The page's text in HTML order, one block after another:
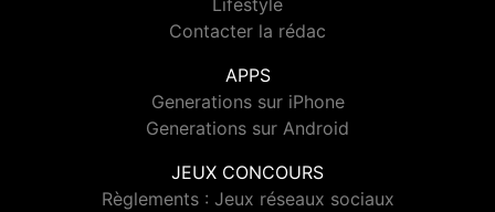
Lifestyle
Contacter la rédac
APPS
Generations sur iPhone
Generations sur Android
JEUX CONCOURS
Règlements : Jeux réseaux sociaux